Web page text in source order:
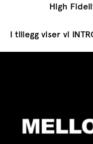
High
I tillegg viser vi